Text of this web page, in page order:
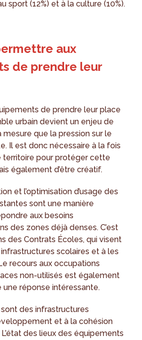
sport (12%) et à la culture (10%).
aux
de prendre leur
de prendre leur place
urbain devient un enjeu de
mesure que la pression sur le
Il est donc nécessaire à la fois
territoire pour protéger cette
également d’être créatif.
et l’optimisation d’usage des
sont une manière
aux besoins
des zones déjà denses. C’est
des Contrats Écoles, qui visent
scolaires et à les
recours aux occupations
non-utilisés est également
réponse intéressante.
des infrastructures
et à la cohésion
L’état des lieux des équipements